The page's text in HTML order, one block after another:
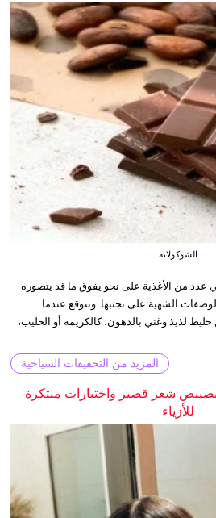
الشوكولاتة
عدد من الأغذية على نحو يفوق ما قد يتصوره
الشهية على تجنبها. ونتوقع عندما
لذيذ وغني بالدهون، كالكريمة أو الحليب،
المزيد من التحقيقات السياحية
شعر قصير واختيارات مبتكرة
للأزياء